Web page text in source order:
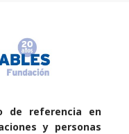
de referencia en
y personas